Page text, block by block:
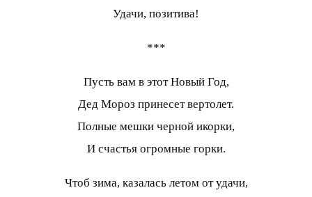
Удачи, позитива!
***
Пусть вам в этот Новый Год,
Дед Мороз принесет вертолет.
Полные мешки черной икорки,
И счастья огромные горки.
Чтоб зима, казалась летом от удачи,